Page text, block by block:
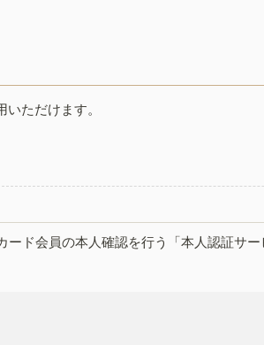
いただけます。
ド会員の本人確認を行う「本人認証サ